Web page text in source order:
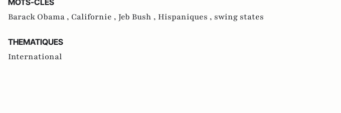
MOTS-CLES
Barack Obama , Californie , Jeb Bush , Hispaniques , swing states
THEMATIQUES
International